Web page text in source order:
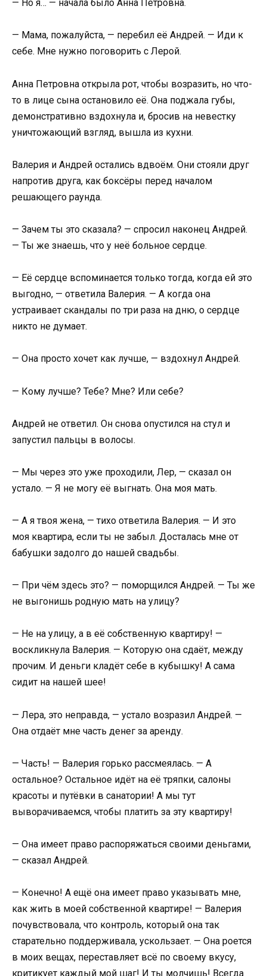
— Но я… — начала было Анна Петровна.
— Мама, пожалуйста, — перебил её Андрей. — Иди к
себе. Мне нужно поговорить с Лерой.
Анна Петровна открыла рот, чтобы возразить, но что-
то в лице сына остановило её. Она поджала губы,
демонстративно вздохнула и, бросив на невестку
уничтожающий взгляд, вышла из кухни.
Валерия и Андрей остались вдвоём. Они стояли друг
напротив друга, как боксёры перед началом
решающего раунда.
— Зачем ты это сказала? — спросил наконец Андрей.
— Ты же знаешь, что у неё больное сердце.
— Её сердце вспоминается только тогда, когда ей это
выгодно, — ответила Валерия. — А когда она
устраивает скандалы по три раза на дню, о сердце
никто не думает.
— Она просто хочет как лучше, — вздохнул Андрей.
— Кому лучше? Тебе? Мне? Или себе?
Андрей не ответил. Он снова опустился на стул и
запустил пальцы в волосы.
— Мы через это уже проходили, Лер, — сказал он
устало. — Я не могу её выгнать. Она моя мать.
— А я твоя жена, — тихо ответила Валерия. — И это
моя квартира, если ты не забыл. Досталась мне от
бабушки задолго до нашей свадьбы.
— При чём здесь это? — поморщился Андрей. — Ты же
не выгонишь родную мать на улицу?
— Не на улицу, а в её собственную квартиру! —
воскликнула Валерия. — Которую она сдаёт, между
прочим. И деньги кладёт себе в кубышку! А сама
сидит на нашей шее!
— Лера, это неправда, — устало возразил Андрей. —
Она отдаёт мне часть денег за аренду.
— Часть! — Валерия горько рассмеялась. — А
остальное? Остальное идёт на её тряпки, салоны
красоты и путёвки в санатории! А мы тут
выворачиваемся, чтобы платить за эту квартиру!
— Она имеет право распоряжаться своими деньгами,
— сказал Андрей.
— Конечно! А ещё она имеет право указывать мне,
как жить в моей собственной квартире! — Валерия
почувствовала, что контроль, который она так
старательно поддерживала, ускользает. — Она роется
в моих вещах, переставляет всё по своему вкусу,
критикует каждый мой шаг! И ты молчишь! Всегда